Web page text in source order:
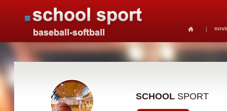
SCHOOL SPORT